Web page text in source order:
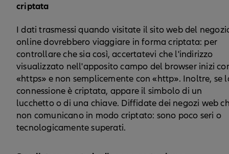
criptata
I dati trasmessi quando visitate il sito web del
online dovrebbero viaggiare in forma criptata: per
controllare che sia così, accertatevi che l'indirizzo
visualizzato nell'apposito campo del browser inizi
«https» e non semplicemente con «http». Inoltre, se
connessione è criptata, appare il simbolo di un
lucchetto o di una chiave. Diffidate dei negozi web
non comunicano in modo criptato: sono poco seri o
tecnologicamente superati.